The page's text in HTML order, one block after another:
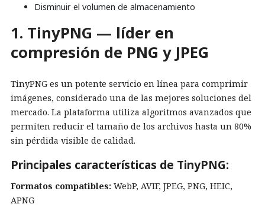
Disminuir el volumen de almacenamiento
1. TinyPNG — líder en
compresión de PNG y JPEG
TinyPNG es un potente servicio en línea para comprimir
imágenes, considerado una de las mejores soluciones del
mercado. La plataforma utiliza algoritmos avanzados que
permiten reducir el tamaño de los archivos hasta un 80%
sin pérdida visible de calidad.
Principales características de TinyPNG:
Formatos compatibles: WebP, AVIF, JPEG, PNG, HEIC,
APNG